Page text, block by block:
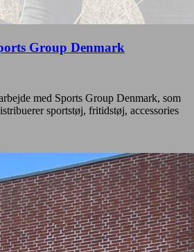
Group Denmark
med Sports Group Denmark, som
sportstøj, fritidstøj, accessories